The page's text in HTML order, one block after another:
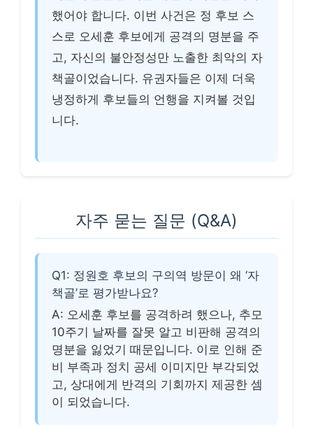
했어야 합니다. 이번 사건은 정 후보 스
스로 오세훈 후보에게 공격의 명분을 주
고, 자신의 불안정성만 노출한 최악의 자
책골이었습니다. 유권자들은 이제 더욱
냉정하게 후보들의 언행을 지켜볼 것입
니다.
자주 묻는 질문 (Q&A)
Q1: 정원호 후보의 구의역 방문이 왜 ‘자
책골’로 평가받나요?
A: 오세훈 후보를 공격하려 했으나, 추모
10주기 날짜를 잘못 알고 비판해 공격의
명분을 잃었기 때문입니다. 이로 인해 준
비 부족과 정치 공세 이미지만 부각되었
고, 상대에게 반격의 기회까지 제공한 셈
이 되었습니다.